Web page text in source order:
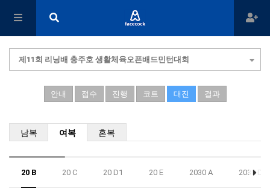
제11회 리닝배 충주호 생활체육오픈배드민턴대회
안내 접수 진행 코트 대진 결과
남복 여복 혼복
20 B 20 C 20 D1 20 E 2030 A 2030 D2